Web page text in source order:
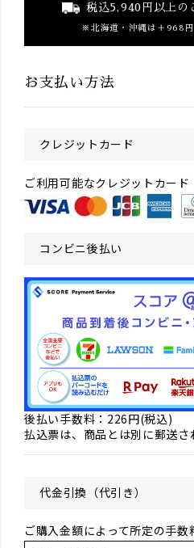
税込5,940円以上の
北海道・沖縄は＋968
お支払い方法
クレジットカード
ご利用可能なクレジットカード
コンビニ後払い
後払い手数料：226円(税込)
払込票は、商品とは別に郵送さ
代金引換（代引き）
ご購入金額によって所定の手数